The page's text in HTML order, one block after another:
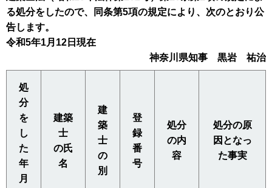
処
分
を
し
た
年
月
建築
士
の氏
名
建
築
士
の
別
登
録
番
号
処分
の内
容
処分の原
因となっ
た事実
る処分をしたので、同条第5項の規定により、次のとおり公
告します。
令和5年1月12日現在
神奈川県知事 黒岩 祐治